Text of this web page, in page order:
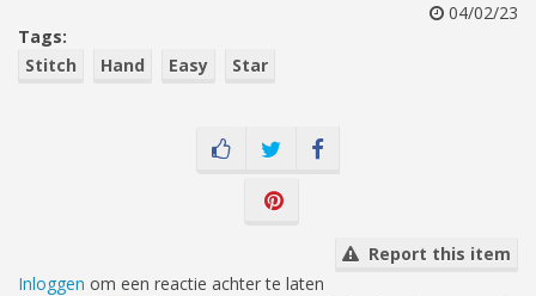
04/02/23
Tags:
Stitch
Hand Easy Star
Report this item
Inloggen om een reactie achter te laten